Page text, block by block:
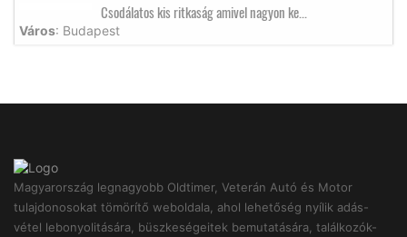
Csodálatos kis ritkaság amivel nagyon ke...
Város: Budapest
Magyarország legnagyobb Oldtimer, Veterán Autó és Motor
tulajdonosokat tömörítő weboldala, ahol lehetőség nyílik adás-
vétel lebonyolitására, büszkeségeitek bemutatására, találkozók-